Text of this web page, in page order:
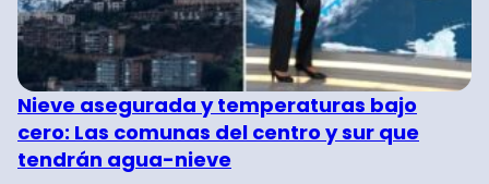
Nieve asegurada y temperaturas bajo
cero: Las comunas del centro y sur que
tendrán agua-nieve